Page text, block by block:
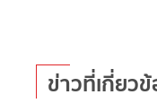
ข่าวที่เกี่ยว